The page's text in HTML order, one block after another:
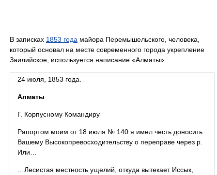
В записках 1853 года майора Перемышельского, человека,
который основал на месте современного города укрепление
Заилийское, используется написание «Алматы»:
24 июля, 1853 года.
Алматы
Г. Корпусному Командиру
Рапортом моим от 18 июля № 140 я имел честь доносить
Вашему Высокопревосходительству о переправе через р.
Или…
…Лесистая местность ущелий, откуда вытекает Иссык,